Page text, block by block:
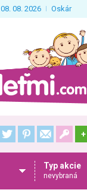
08. 08. 2026 Oskár
+
Typ akcie
nevybraná